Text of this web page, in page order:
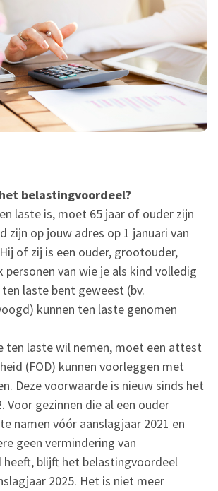
belastingvoordeel?
laste is, moet 65 jaar of ouder zijn
zijn op jouw adres op 1 januari van
of zij is een ouder, grootouder,
personen van wie je als kind volledig
laste bent geweest (bv.
kunnen ten laste genomen
ten laste wil nemen, moet een attest
(FOD) kunnen voorleggen met
Deze voorwaarde is nieuw sinds het
Voor gezinnen die al een ouder
namen vóór aanslagjaar 2021 en
geen vermindering van
heeft, blijft het belastingvoordeel
2025. Het is niet meer